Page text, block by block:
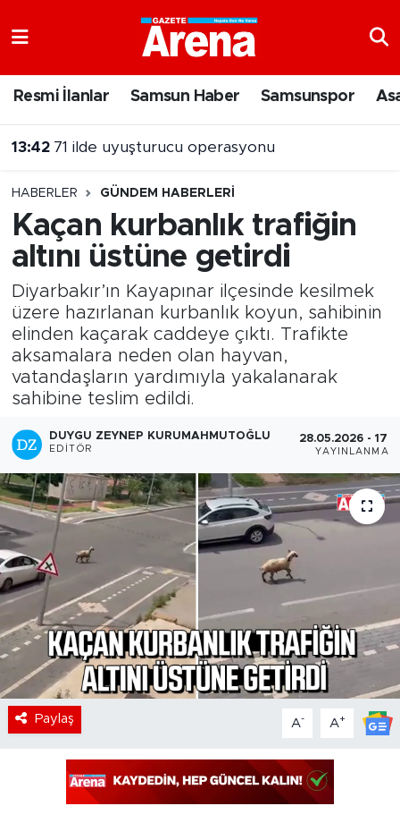
Resmi İlanlar Samsun Haber Samsunspor
13:42 71 ilde uyuşturucu operasyonu
HABERLER GÜNDEM HABERLERI
Kaçan kurbanlık trafiğin
altını üstüne getirdi
Diyarbakır’ın Kayapınar ilçesinde kesilmek
üzere hazırlanan kurbanlık koyun, sahibinin
elinden kaçarak caddeye çıktı. Trafikte
aksamalara neden olan hayvan,
vatandaşların yardımıyla yakalanarak
sahibine teslim edildi.
DUYGU ZEYNEP KURUMAHMUTOĞLU
EDITÖR
28.05.2026 -
YAYINLANMA
Paylaş A- A+
Samsun Namaz Vakitleri
Süper Lig Puan Durumu ve Fikstür
Tüm Manşetler
Son Dakika Haberleri
Haber Arşivi